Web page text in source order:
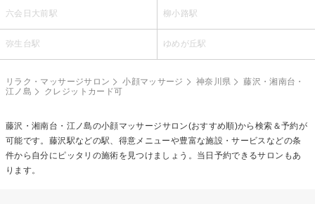
六会日大前駅 柳小路駅
弥生台駅 ゆめが丘駅
リラク・マッサージサロン 小顔マッサージ 神奈川県
藤沢・湘南台・
江ノ島
クレジットカード可
藤沢・湘南台・江ノ島の小顔マッサージサロン(おすすめ順)から検索＆予約が
可能です。藤沢駅などの駅、得意メニューや豊富な施設・サービスなどの条
件から自分にピッタリの施術を見つけましょう。当日予約できるサロンもあ
ります。